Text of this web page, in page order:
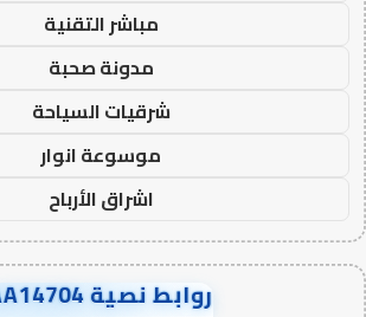
مباشر التقنية
مدونة صحبة
شرقيات السياحة
موسوعة انوار
اشراق الأرباح
روابط نصية AA14704